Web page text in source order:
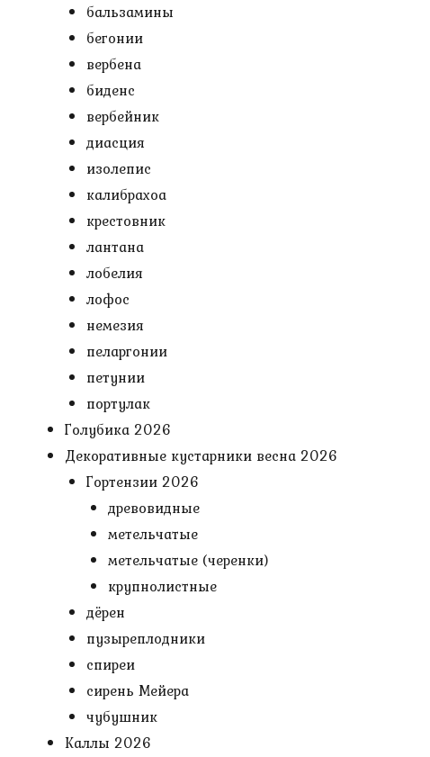
бальзамины
бегонии
вербена
биденс
вербейник
диасция
изолепис
калибрахоа
крестовник
лантана
лобелия
лофос
немезия
пеларгонии
петунии
портулак
Голубика 2026
Декоративные кустарники весна 2026
Гортензии 2026
древовидные
метельчатые
метельчатые (черенки)
крупнолистные
дёрен
пузыреплодники
спиреи
сирень Мейера
чубушник
Каллы 2026